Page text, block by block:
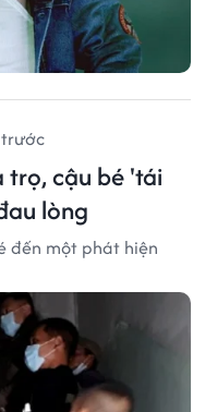
cậu bé 'tái
lòng
đến một phát hiện